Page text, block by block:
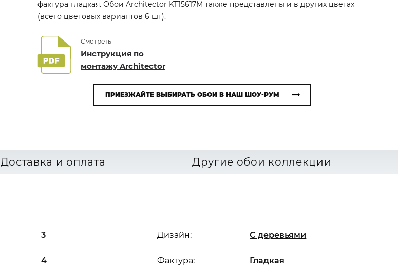
фактура гладкая. Обои Architector KT15617M также представлены и в других цветах
(всего цветовых вариантов 6 шт).
Смотреть
Инструкция по
монтажу Architector
ПРИЕЗЖАЙТЕ ВЫБИРАТЬ ОБОИ В НАШ ШОУ-РУМ
Доставка и оплата Другие обои коллекции
3
4
Дизайн: С деревьями
Фактура: Гладкая